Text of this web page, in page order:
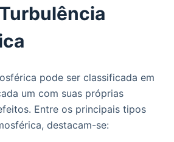
pode ser classificada em
um com suas próprias
Entre os principais tipos
destacam-se: